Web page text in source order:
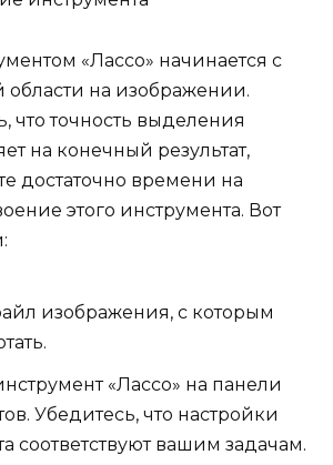
«Лассо» начинается с
на изображении.
что точность выделения
на конечный результат,
достаточно времени на
этого инструмента. Вот
изображения, с которым
«Лассо» на панели
Убедитесь, что настройки
соответствуют вашим задачам.